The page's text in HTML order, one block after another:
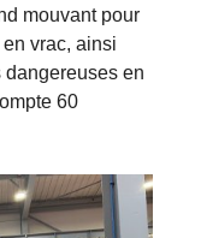
mouvant pour
vrac, ainsi
dangereuses en
60